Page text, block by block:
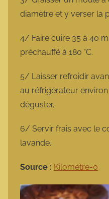
diamètre et y verser la
4/ Faire cuire 35 à 40
préchauffé à 180 °C.
5/ Laisser refroidir
au réfrigérateur
déguster.
6/ Servir frais avec le
lavande.
Source : Kilomètre-0